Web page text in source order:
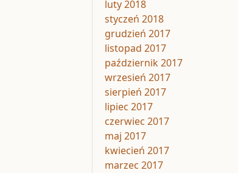
luty 2018
styczeń 2018
grudzień 2017
listopad 2017
październik 2017
wrzesień 2017
sierpień 2017
lipiec 2017
czerwiec 2017
maj 2017
kwiecień 2017
marzec 2017